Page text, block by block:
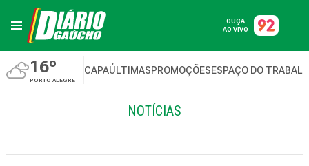
OUÇA
AO VIVO
16º
PORTO ALEGRE
CAPAÚLTIMASPROMOÇÕESESPAÇO DO
NOTÍCIAS